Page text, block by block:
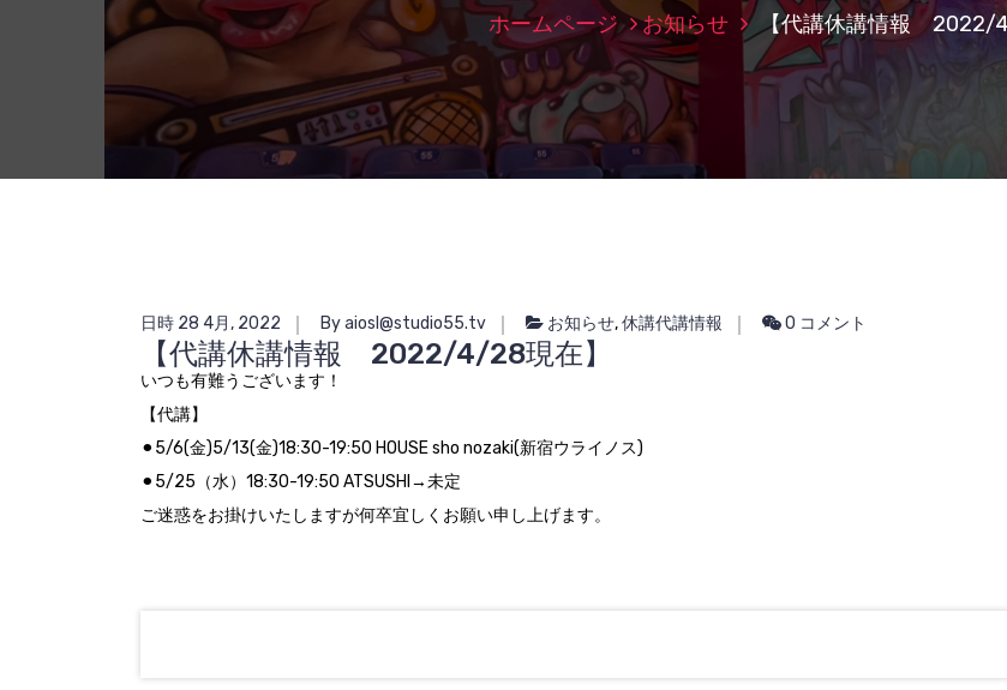
ホームページ お知らせ 【代講休講情報 2022/
日時 28 4月, 2022 By aiosl@studio55.tv お知らせ,休講代講情報 0 コメント
【代講休講情報 2022/4/28現在】
いつも有難うございます！
【代講】
⚫︎5/6(金)5/13(金)18:30-19:50 HOUSE sho nozaki(新宿ウライノス)
⚫︎5/25（水）18:30-19:50 ATSUSHI→未定
ご迷惑をお掛けいたしますが何卒宜しくお願い申し上げます。